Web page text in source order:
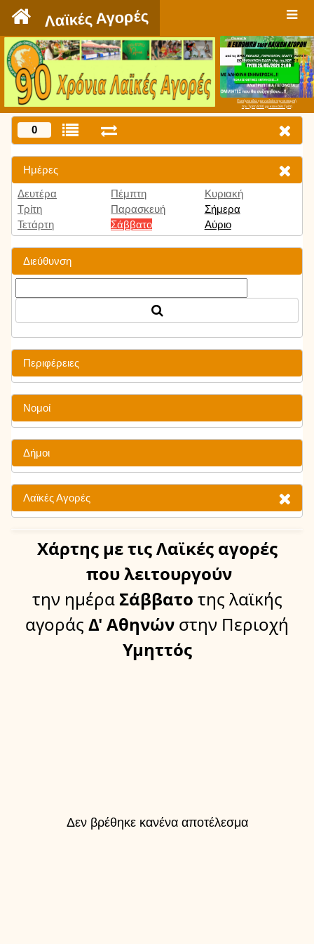
Λαϊκές Αγορές
Πατήστε εδώ για να δείτε την εκπομπή
την Τρίτη 9:00 μμ και κάθε Τρίτη
0
Ημέρες
Δευτέρα
Τρίτη
Τετάρτη
Πέμπτη
Παρασκευή
Σάββατο
Κυριακή
Σήμερα
Αύριο
Διεύθυνση
Περιφέρειες
Νομοί
Δήμοι
Λαϊκές Αγορές
Χάρτης με τις Λαϊκές αγορές
που λειτουργούν
την ημέραΣάββατο της λαϊκής
αγοράς Δ' Αθηνών στην Περιοχή
Υμηττός
Δεν βρέθηκε κανένα αποτέλεσμα